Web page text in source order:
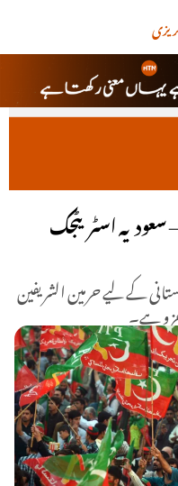
اسٹریٹجک
کے لیے حرمین الشریفین
ہے۔